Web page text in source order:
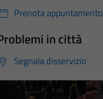
Prenota appuntamento
in città
Segnala disservizio